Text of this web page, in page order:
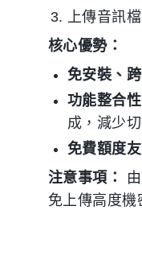
上傳音訊
核心優勢：
免安裝、
功能整合
成，減少
免費額度
注意事項：
免上傳高度機